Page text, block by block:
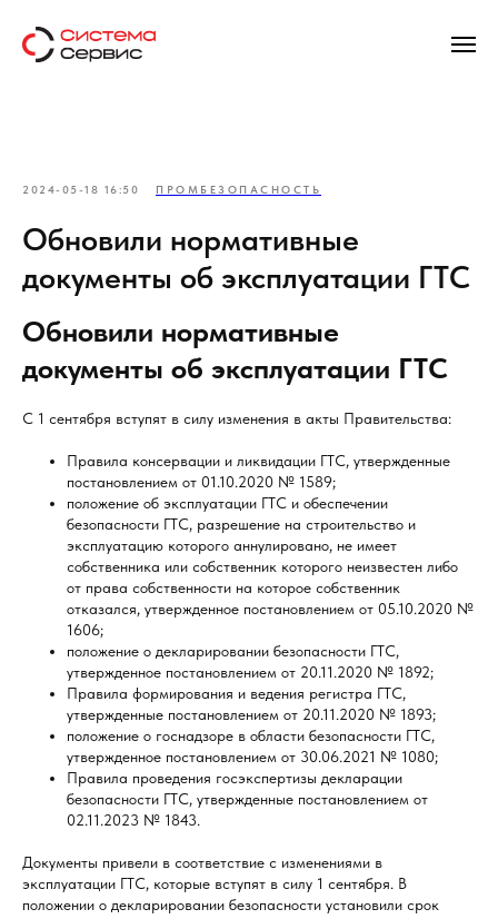
2024-05-18 16:50 ПРОМБЕЗОПАСНОСТЬ
Обновили нормативные
документы об эксплуатации ГТС
Обновили нормативные
документы об эксплуатации ГТС
С 1 сентября вступят в силу изменения в акты Правительства:
Правила консервации и ликвидации ГТС, утвержденные
постановлением от 01.10.2020 № 1589;
положение об эксплуатации ГТС и обеспечении
безопасности ГТС, разрешение на строительство и
эксплуатацию которого аннулировано, не имеет
собственника или собственник которого неизвестен либо
от права собственности на которое собственник
отказался, утвержденное постановлением от 05.10.2020 №
1606;
положение о декларировании безопасности ГТС,
утвержденное постановлением от 20.11.2020 № 1892;
Правила формирования и ведения регистра ГТС,
утвержденные постановлением от 20.11.2020 № 1893;
положение о госнадзоре в области безопасности ГТС,
утвержденное постановлением от 30.06.2021 № 1080;
Правила проведения госэкспертизы декларации
безопасности ГТС, утвержденные постановлением от
02.11.2023 № 1843.
Документы привели в соответствие с изменениями в
эксплуатации ГТС, которые вступят в силу 1 сентября. В
положении о декларировании безопасности установили срок